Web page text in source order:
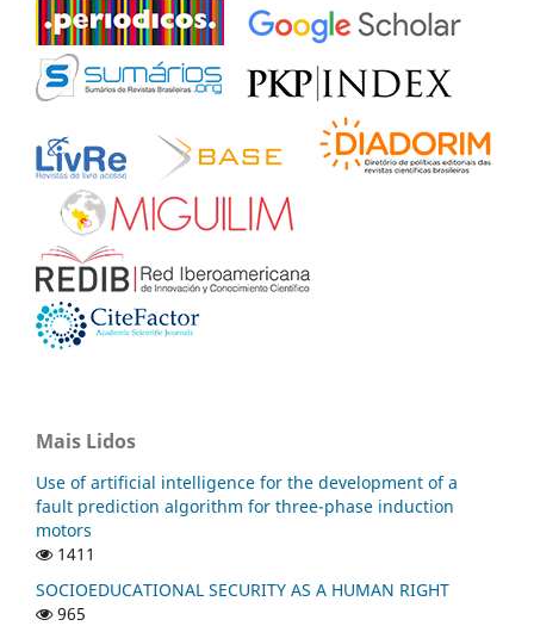
Mais Lidos
Use of artificial intelligence for the development of a
fault prediction algorithm for three-phase induction
motors
1411
SOCIOEDUCATIONAL SECURITY AS A HUMAN RIGHT
965